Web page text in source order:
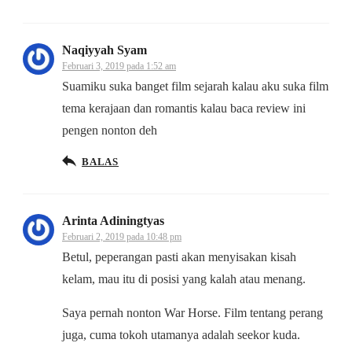
Naqiyyah Syam
Februari 3, 2019 pada 1:52 am
Suamiku suka banget film sejarah kalau aku suka film
tema kerajaan dan romantis kalau baca review ini
pengen nonton deh
BALAS
Arinta Adiningtyas
Februari 2, 2019 pada 10:48 pm
Betul, peperangan pasti akan menyisakan kisah
kelam, mau itu di posisi yang kalah atau menang.
Saya pernah nonton War Horse. Film tentang perang
juga, cuma tokoh utamanya adalah seekor kuda.